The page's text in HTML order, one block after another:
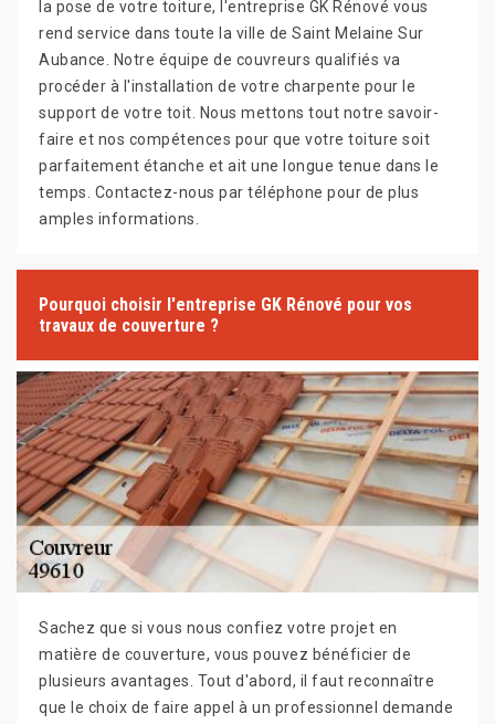
la pose de votre toiture, l'entreprise GK Rénové vous
rend service dans toute la ville de Saint Melaine Sur
Aubance. Notre équipe de couvreurs qualifiés va
procéder à l'installation de votre charpente pour le
support de votre toit. Nous mettons tout notre savoir-
faire et nos compétences pour que votre toiture soit
parfaitement étanche et ait une longue tenue dans le
temps. Contactez-nous par téléphone pour de plus
amples informations.
Pourquoi choisir l'entreprise GK Rénové pour vos
travaux de couverture ?
Sachez que si vous nous confiez votre projet en
matière de couverture, vous pouvez bénéficier de
plusieurs avantages. Tout d'abord, il faut reconnaître
que le choix de faire appel à un professionnel demande